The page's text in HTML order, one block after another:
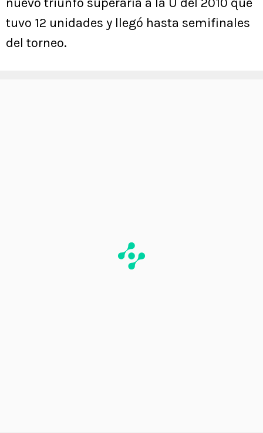
nuevo triunfo superaría a la U del 2010 que
tuvo 12 unidades y llegó hasta semifinales
del torneo.